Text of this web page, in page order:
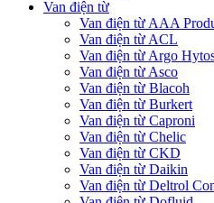
Van điện từ
Van điện từ AAA
Van điện từ ACL
Van điện từ Argo
Van điện từ Asco
Van điện từ Blacoh
Van điện từ Burkert
Van điện từ Caproni
Van điện từ Chelic
Van điện từ CKD
Van điện từ Daikin
Van điện từ Deltrol